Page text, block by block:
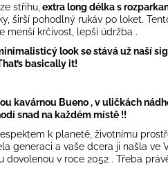
střihu, extra long délka s
širší pohodlný rukáv po loket.
menší krčivost, lepší údržba .
look se stává už naší
basically it!
kavárnou Bueno , v uličkách
snad na každém místě !!
k planetě, životnímu
generaci a vaše dcera ji našla ve
dovolenou v roce 2052 . Třeba